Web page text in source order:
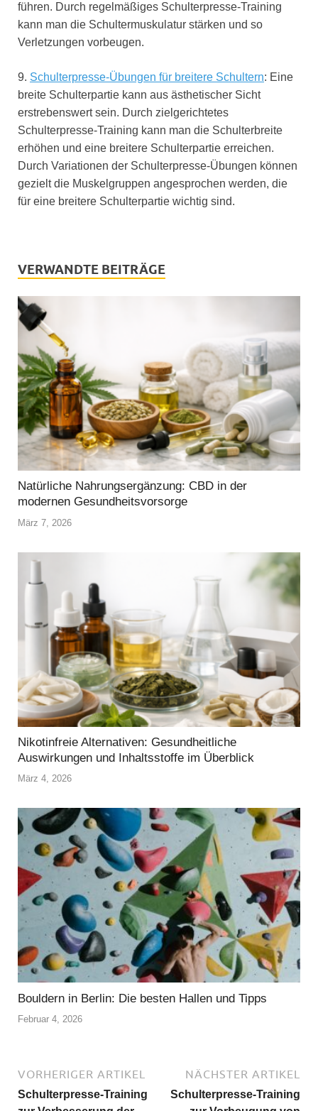
führen. Durch regelmäßiges Schulterpresse-Training
kann man die Schultermuskulatur stärken und so
Verletzungen vorbeugen.
9. Schulterpresse-Übungen für breitere Schultern: Eine
breite Schulterpartie kann aus ästhetischer Sicht
erstrebenswert sein. Durch zielgerichtetes
Schulterpresse-Training kann man die Schulterbreite
erhöhen und eine breitere Schulterpartie erreichen.
Durch Variationen der Schulterpresse-Übungen können
gezielt die Muskelgruppen angesprochen werden, die
für eine breitere Schulterpartie wichtig sind.
VERWANDTE BEITRÄGE
Natürliche Nahrungsergänzung: CBD in der
modernen Gesundheitsvorsorge
März 7, 2026
Nikotinfreie Alternativen: Gesundheitliche
Auswirkungen und Inhaltsstoffe im Überblick
März 4, 2026
Bouldern in Berlin: Die besten Hallen und Tipps
Februar 4, 2026
VORHERIGER ARTIKEL
Schulterpresse-Training
NÄCHSTER ARTIKEL
Schulterpresse-Training